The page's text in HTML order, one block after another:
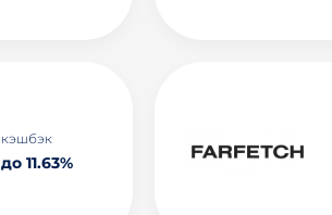
кэшбэк
до 11.63%